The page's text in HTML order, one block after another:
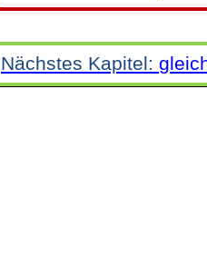
Nächstes Kapitel: